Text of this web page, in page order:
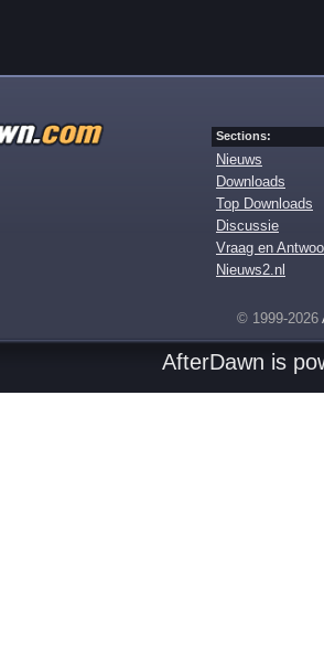
Sections:
Nieuws
Downloads
Top Downloads
Discussie
Vraag en
Nieuws2.nl
© 1999-2026
AfterDawn is